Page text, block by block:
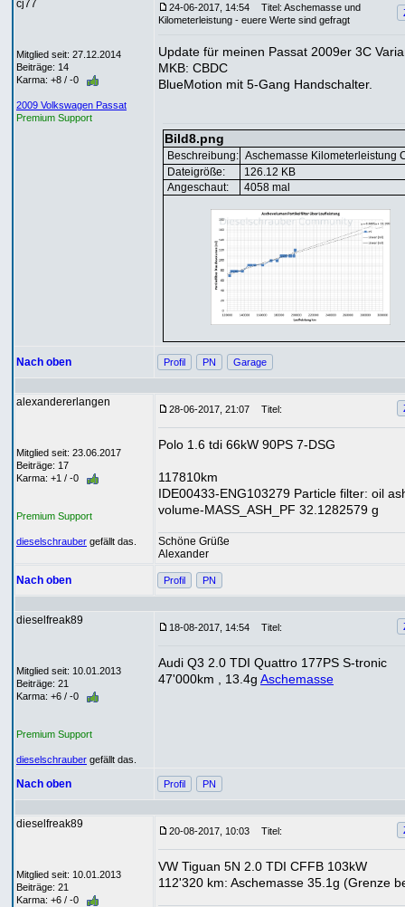
cj77
Mitglied seit: 27.12.2014
Beiträge: 14
Karma: +8 / -0
2009 Volkswagen Passat
Premium Support
24-06-2017, 14:54
Titel: Aschemasse und
Kilometerleistung - euere Werte sind gefragt
Update für meinen Passat 2009er 3C
MKB: CBDC
BlueMotion mit 5-Gang Handschalter.
Bild8.png
Beschreibung: Aschemasse Kilometerleistung
Dateigröße:
126.12 KB
Angeschaut:
4058 mal
Nach oben Profil PN Garage
alexandererlangen
Mitglied seit: 23.06.2017
Beiträge: 17
Karma: +1 / -0
Premium Support
dieselschrauber gefällt das.
28-06-2017, 21:07 Titel:
Polo 1.6 tdi 66kW 90PS 7-DSG
117810km
IDE00433-ENG103279 Particle filter: oil
volume-MASS_ASH_PF 32.1282579 g
Schöne Grüße
Alexander
Nach oben Profil PN
dieselfreak89
Mitglied seit: 10.01.2013
Beiträge: 21
Karma: +6 / -0
Premium Support
dieselschrauber gefällt das.
18-08-2017, 14:54 Titel:
Audi Q3 2.0 TDI Quattro 177PS S-tronic
47'000km , 13.4g Aschemasse
Nach oben Profil PN
dieselfreak89
Mitglied seit: 10.01.2013
Beiträge: 21
Karma: +6 / -0
20-08-2017, 10:03 Titel:
VW Tiguan 5N 2.0 TDI CFFB 103kW
112'320 km: Aschemasse 35.1g (Grenze